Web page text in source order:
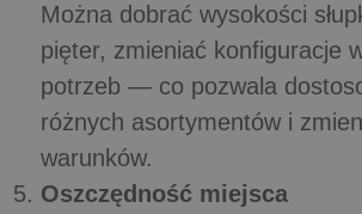
Można dobrać wysokości
pięter, zmieniać konfiguracje
potrzeb — co pozwala
różnych asortymentów i
warunków.
Oszczędność miejsca